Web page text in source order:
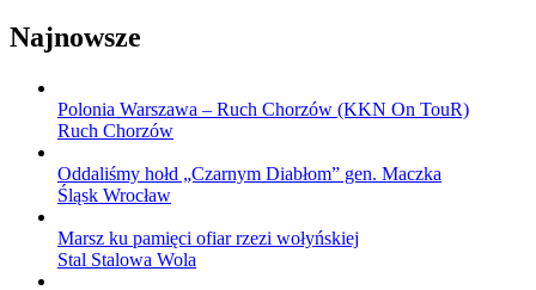
Najnowsze
Polonia Warszawa – Ruch Chorzów (KKN On TouR)
Ruch Chorzów
Oddaliśmy hołd „Czarnym Diabłom” gen. Maczka
Śląsk Wrocław
Marsz ku pamięci ofiar rzezi wołyńskiej
Stal Stalowa Wola